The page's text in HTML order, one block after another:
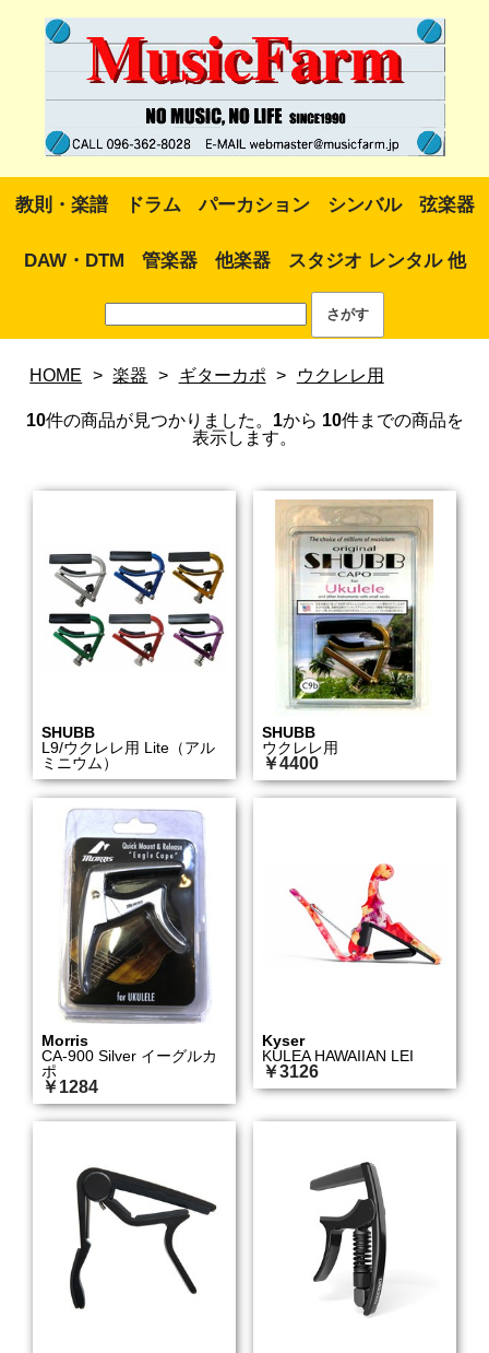
教則・楽譜 ドラム パーカション シンバル 弦楽器
DAW・DTM 管楽器 他楽器 スタジオ レンタル 他
HOME > 楽器 > ギターカポ > ウクレレ用
10件の商品が見つかりました。 1から 10件までの商品を
表示します。
SHUBB
L9/ウクレレ用 Lite（アル
ミニウム）
SHUBB
ウクレレ用
￥4400
Morris
CA-900 Silver イーグルカ
ポ
￥1284
Kyser
KULEA HAWAIIAN LEI
￥3126